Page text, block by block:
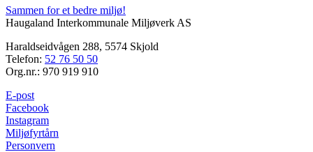
Sammen for et bedre miljø!
Haugaland Interkommunale Miljøverk AS
Haraldseidvågen 288, 5574 Skjold
Telefon: 52 76 50 50
Org.nr.: 970 919 910
E-post
Facebook
Instagram
Miljøfyrtårn
Personvern